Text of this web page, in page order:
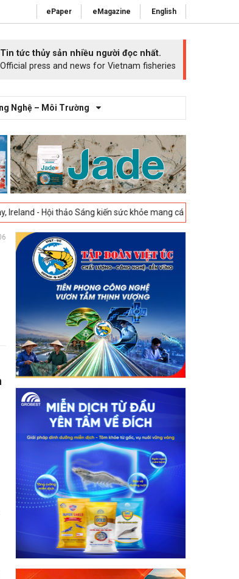
ePaper eMagazine English
Tin tức thủy sản nhiều người đọc nhất.
Official press and news for Vietnam fisheries
Nghệ – Môi Trường
kiến sức khỏe mang cá 2025 -23-04-2025